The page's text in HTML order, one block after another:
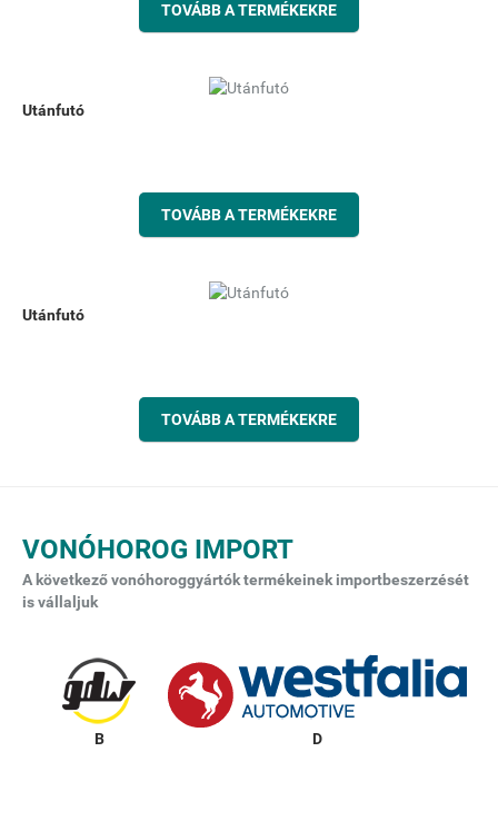
TOVÁBB A TERMÉKEKRE
Utánfutó
TOVÁBB A TERMÉKEKRE
Utánfutó
TOVÁBB A TERMÉKEKRE
VONÓHOROG IMPORT
A következő vonóhoroggyártók termékeinek importbeszerzését
is vállaljuk